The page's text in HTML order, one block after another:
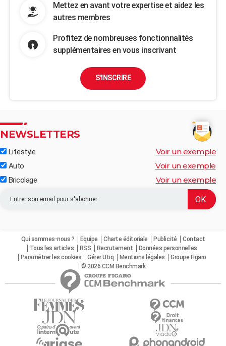
Mettez en avant votre expertise et aidez les
autres membres
Profitez de nombreuses fonctionnalités
supplémentaires en vous inscrivant
S'INSCRIRE
NEWSLETTERS
Lifestyle Voir un exemple
Auto Voir un exemple
Bricolage Voir un exemple
Qui sommes-nous ? Equipe Charte éditoriale Publicité
Contact
Tous les articles
RSS Recrutement
Données personnelles
Paramétrer les cookies
Gérer Utiq Mentions légales
Groupe Figaro
© 2026 CCM Benchmark